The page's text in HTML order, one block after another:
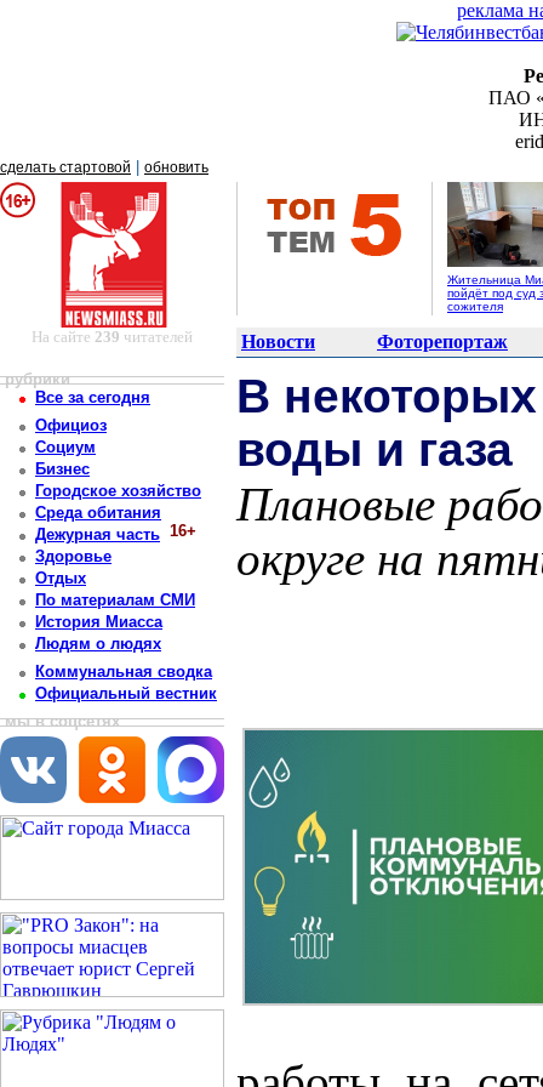
реклама
ПАО
сделать стартовой обновить
Жительница
пойдёт под суд
сожителя
На сайте 239 читателей Новости Фоторепортаж
рубрики
Все за сегодня
Официоз
Социум
Бизнес
Городское хозяйство
Среда обитания
Дежурная часть 16+
Здоровье
Отдых
По материалам СМИ
История Миасса
Людям о людях
Коммунальная сводка
Официальный вестник
мы в соцсетях
В
воды и газа
Плановые
округе на